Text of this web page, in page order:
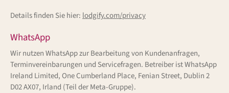
Details finden Sie hier: lodgify.com/privacy
WhatsApp
Wir nutzen WhatsApp zur Bearbeitung von Kundenanfragen,
Terminvereinbarungen und Servicefragen. Betreiber ist WhatsApp
Ireland Limited, One Cumberland Place, Fenian Street, Dublin 2
D02 AX07, Irland (Teil der Meta-Gruppe).